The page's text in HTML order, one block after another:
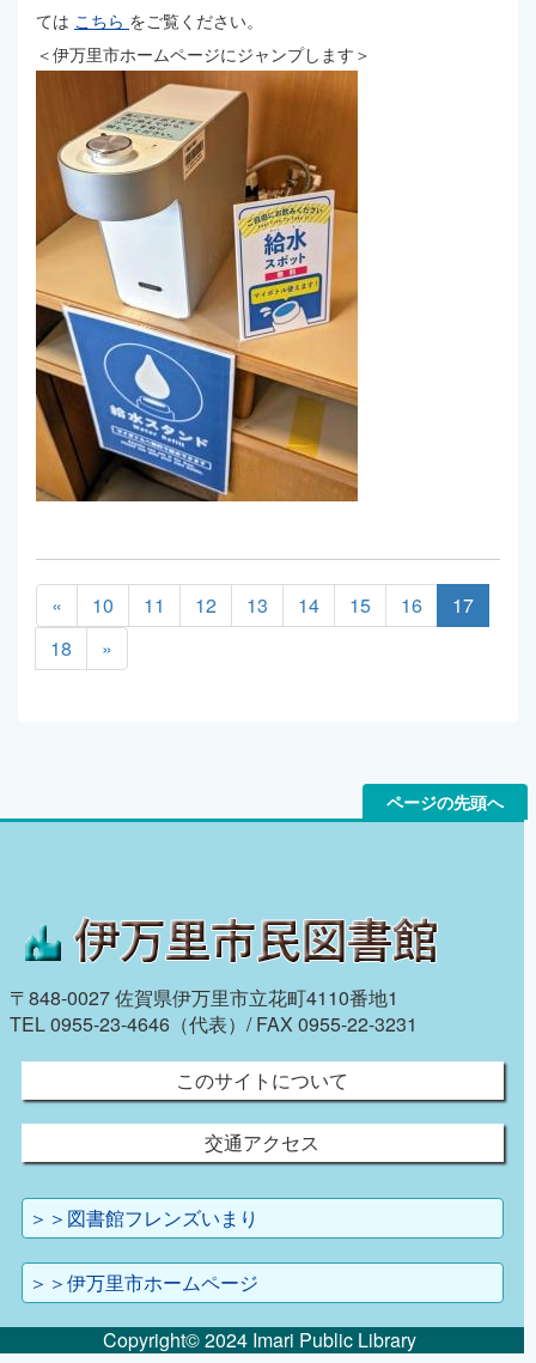
ては こちら をご覧ください。
＜伊万里市ホームページにジャンプします＞
« 10 11 12 13 14 15 16
17
18
»
ページの先頭へ
〒848-0027 佐賀県伊万里市立花町4110番地1
TEL 0955-23-4646（代表）/ FAX 0955-22-3231
このサイトについて
交通アクセス
＞＞図書館フレンズいまり
＞＞伊万里市ホームページ
Copyright© 2024 Imari Public Library